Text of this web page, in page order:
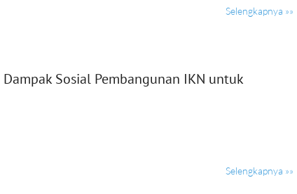
Selengkapnya »»
Sosial Pembangunan IKN untuk
Selengkapnya »»